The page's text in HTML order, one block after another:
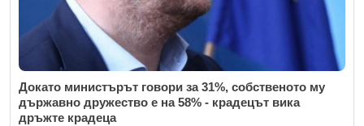
Докато министърът говори за 31%, собственото му
държавно дружество е на 58% - крадецът вика
дръжте крадеца